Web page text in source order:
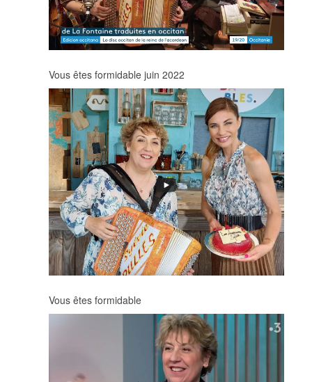
Vous êtes formidable juin 2022
Vous êtes formidable